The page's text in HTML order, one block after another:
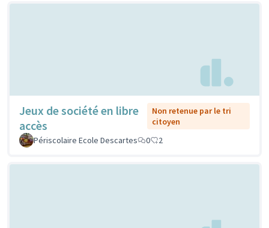
Jeux de société en libre
accès
Non retenue par le tri
citoyen
Périscolaire Ecole Descartes
0 2